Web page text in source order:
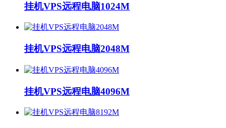
挂机VPS远程电脑1024M
挂机VPS远程电脑2048M
挂机VPS远程电脑4096M